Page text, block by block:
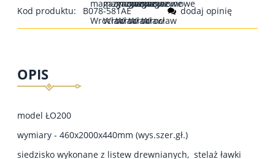
Kod produktu:
B078-581AE
dodaj opinię
OPIS
model ŁO200
wymiary - 460x2000x440mm (wys.szer.gł.)
siedzisko wykonane z listew drewnianych, stelaż ławki